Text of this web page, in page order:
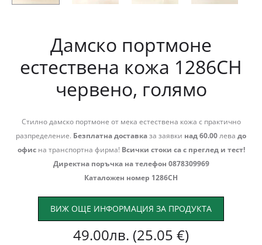
Дамско портмоне
естествена кожа 1286СН
червено, голямо
Стилно дамско портмоне от мека естествена кожа с практично
разпределение. Безплатна доставказа заявки над 60.00лева до
офисна транспортна фирма! Всички стоки са с преглед и тест!
Директна поръчка на телефон 0878309969
Каталожен номер 1286СН
ВИЖ ОЩЕ ИНФОРМАЦИЯ ЗА ПРОДУКТА
49.00лв. (25.05 €)